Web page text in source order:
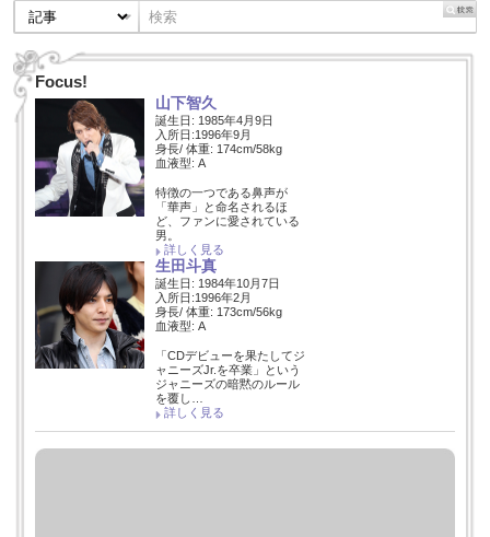
Focus!
山下智久
誕生日: 1985年4月9日
入所日:1996年9月
身長/ 体重: 174cm/58kg
血液型: A
特徴の一つである鼻声が
「華声」と命名されるほ
ど、ファンに愛されている
男。
詳しく見る
生田斗真
誕生日: 1984年10月7日
入所日:1996年2月
身長/ 体重: 173cm/56kg
血液型: A
「CDデビューを果たしてジ
ャニーズJr.を卒業」という
ジャニーズの暗黙のルール
を覆し…
詳しく見る